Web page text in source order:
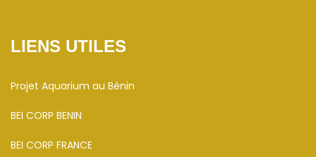
LIENS UTILES
Projet Aquarium au Bénin
BEI CORP BENIN
BEI CORP FRANCE